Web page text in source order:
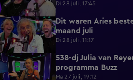
Di 28 juli, 17:45
2:23
Dit waren Aries
maand juli
Di 28 juli, 11:17
3:09
538-dj Julia van
programma Buzz
Ma 27 juli, 19:12